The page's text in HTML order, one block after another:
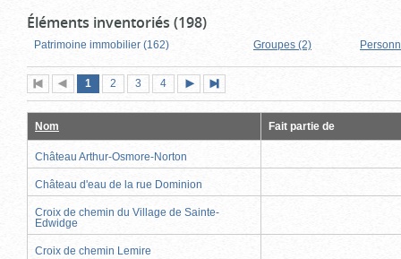
Éléments inventoriés (198)
Patrimoine immobilier (162) Groupes (2)
Première
page
Page
précédente
Page
1 (page
actuelle)
Page
2 Page
3 Page
4
suivante
page
Nom Fait partie de
Château Arthur-Osmore-Norton
Château d'eau de la rue Dominion
Croix de chemin du Village de Sainte-
Edwidge
Croix de chemin Lemire